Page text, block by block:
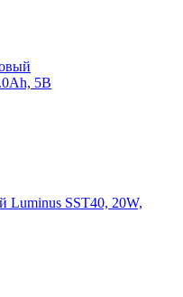
5B
Luminus SST40, 20W,